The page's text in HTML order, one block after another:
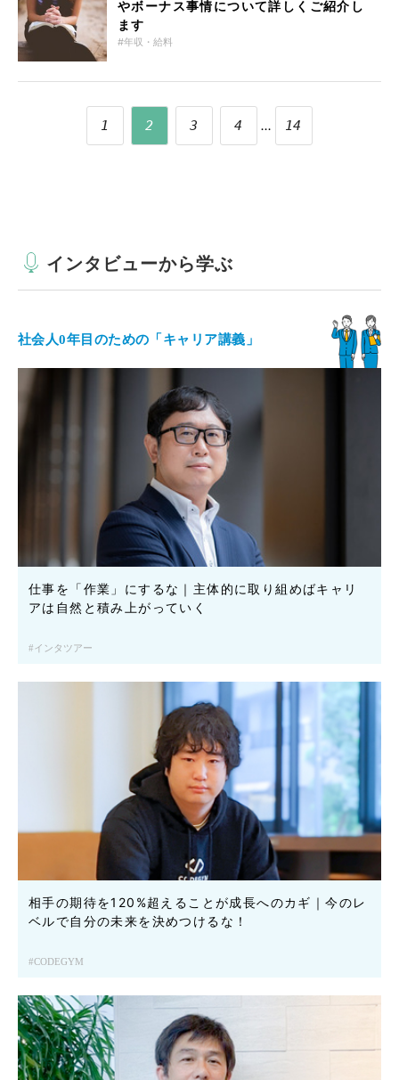
やボーナス事情について詳しくご紹介し
ます
年収・給料
1 2 3 4 ... 14
インタビューから学ぶ
社会人0年目のための「キャリア講義」
仕事を「作業」にするな｜主体的に取り組めばキャリ
アは自然と積み上がっていく
インタツアー
相手の期待を120%超えることが成長へのカギ｜今のレ
ベルで自分の未来を決めつけるな！
CODEGYM